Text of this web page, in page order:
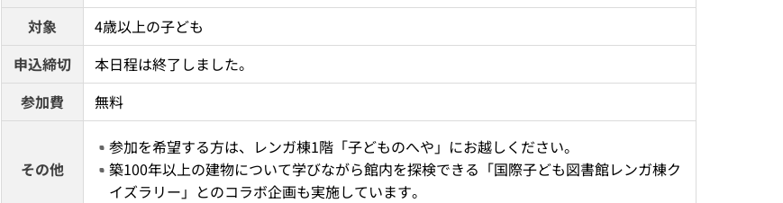
対象
4歳以上の子ども
申込締切
本日程は終了しました。
参加費
無料
その他
参加を希望する方は、レンガ棟1階「子どものへや」にお越しください。
築100年以上の建物について学びながら館内を探検できる「国際子ども図書館レンガ棟ク
イズラリー」とのコラボ企画も実施しています。